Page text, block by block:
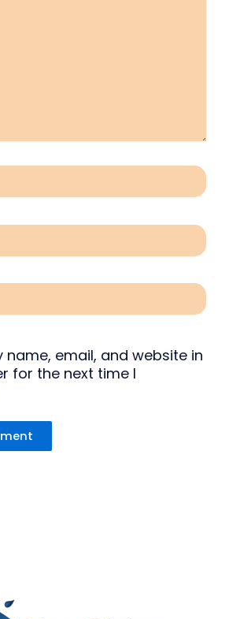
name, email, and website in
for the next time I